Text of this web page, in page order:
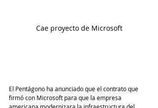
Cae proyecto de Microsoft
El Pentágono ha anunciado que el contrato que
firmó con Microsoft para que la empresa